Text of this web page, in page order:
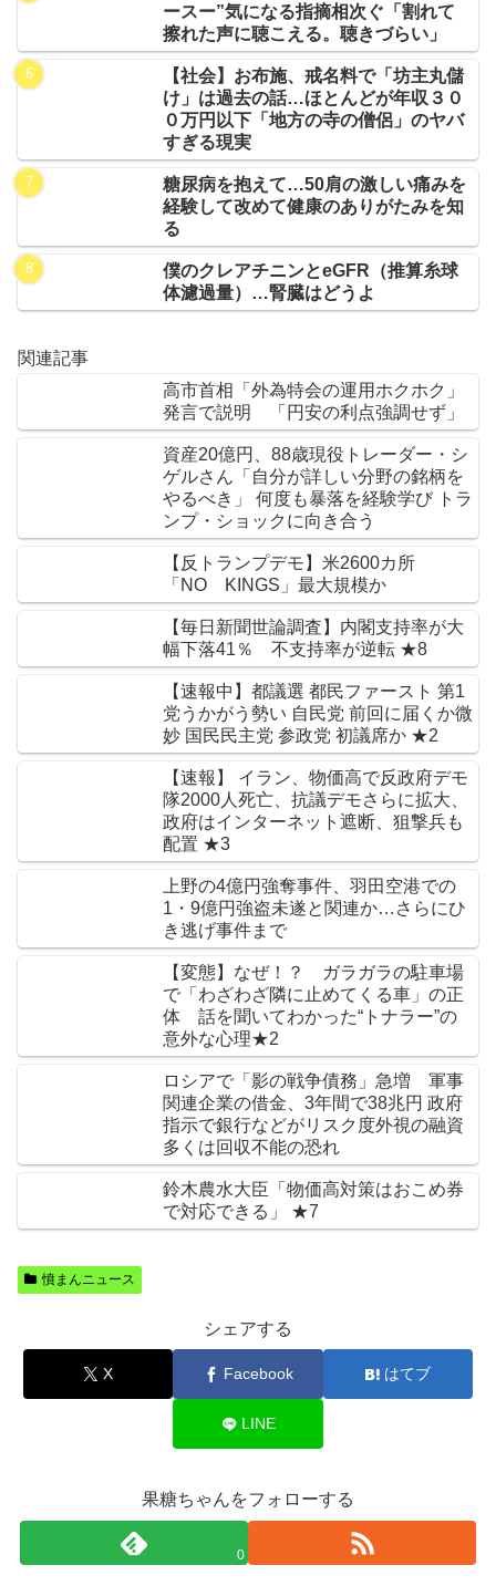
ースー”気になる指摘相次ぐ「割れて
擦れた声に聴こえる。聴きづらい」
【社会】お布施、戒名料で「坊主丸儲
け」は過去の話…ほとんどが年収３０
０万円以下「地方の寺の僧侶」のヤバ
すぎる現実
糖尿病を抱えて…50肩の激しい痛みを
経験して改めて健康のありがたみを知
る
僕のクレアチニンとeGFR（推算糸球
体濾過量）…腎臓はどうよ
関連記事
高市首相「外為特会の運用ホクホク」
発言で説明 「円安の利点強調せず」
資産20億円、88歳現役トレーダー・シ
ゲルさん「自分が詳しい分野の銘柄を
やるべき」 何度も暴落を経験学び トラ
ンプ・ショックに向き合う
【反トランプデモ】米2600カ所
「NO KINGS」最大規模か
【毎日新聞世論調査】内閣支持率が大
幅下落41％ 不支持率が逆転 ★8
【速報中】都議選 都民ファースト 第1
党うかがう勢い 自民党 前回に届くか微
妙 国民民主党 参政党 初議席か ★2
【速報】 イラン、物価高で反政府デモ
隊2000人死亡、抗議デモさらに拡大、
政府はインターネット遮断、狙撃兵も
配置 ★3
上野の4億円強奪事件、羽田空港での
1・9億円強盗未遂と関連か…さらにひ
き逃げ事件まで
【変態】なぜ！？ ガラガラの駐車場
で「わざわざ隣に止めてくる車」の正
体 話を聞いてわかった“トナラー”の
意外な心理★2
ロシアで「影の戦争債務」急増 軍事
関連企業の借金、3年間で38兆円 政府
指示で銀行などがリスク度外視の融資
多くは回収不能の恐れ
鈴木農水大臣「物価高対策はおこめ券
で対応できる」 ★7
憤まんニュース
シェアする
X Facebook はてブ
LINE
果糖ちゃんをフォローする
0